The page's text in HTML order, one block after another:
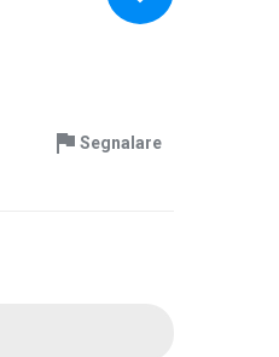
Segnalare